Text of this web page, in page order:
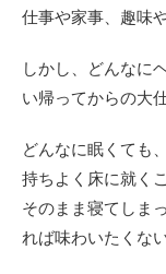
仕事や家事、趣味
しかし、どんなに
い帰ってからの大
どんなに眠くても
持ちよく床に就く
そのまま寝てしま
れば味わいたくな